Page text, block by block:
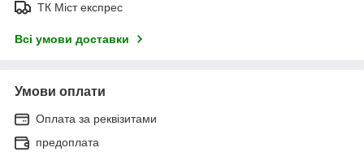
ТК Міст експрес
Всі умови доставки
Умови оплати
Оплата за реквізитами
предоплата